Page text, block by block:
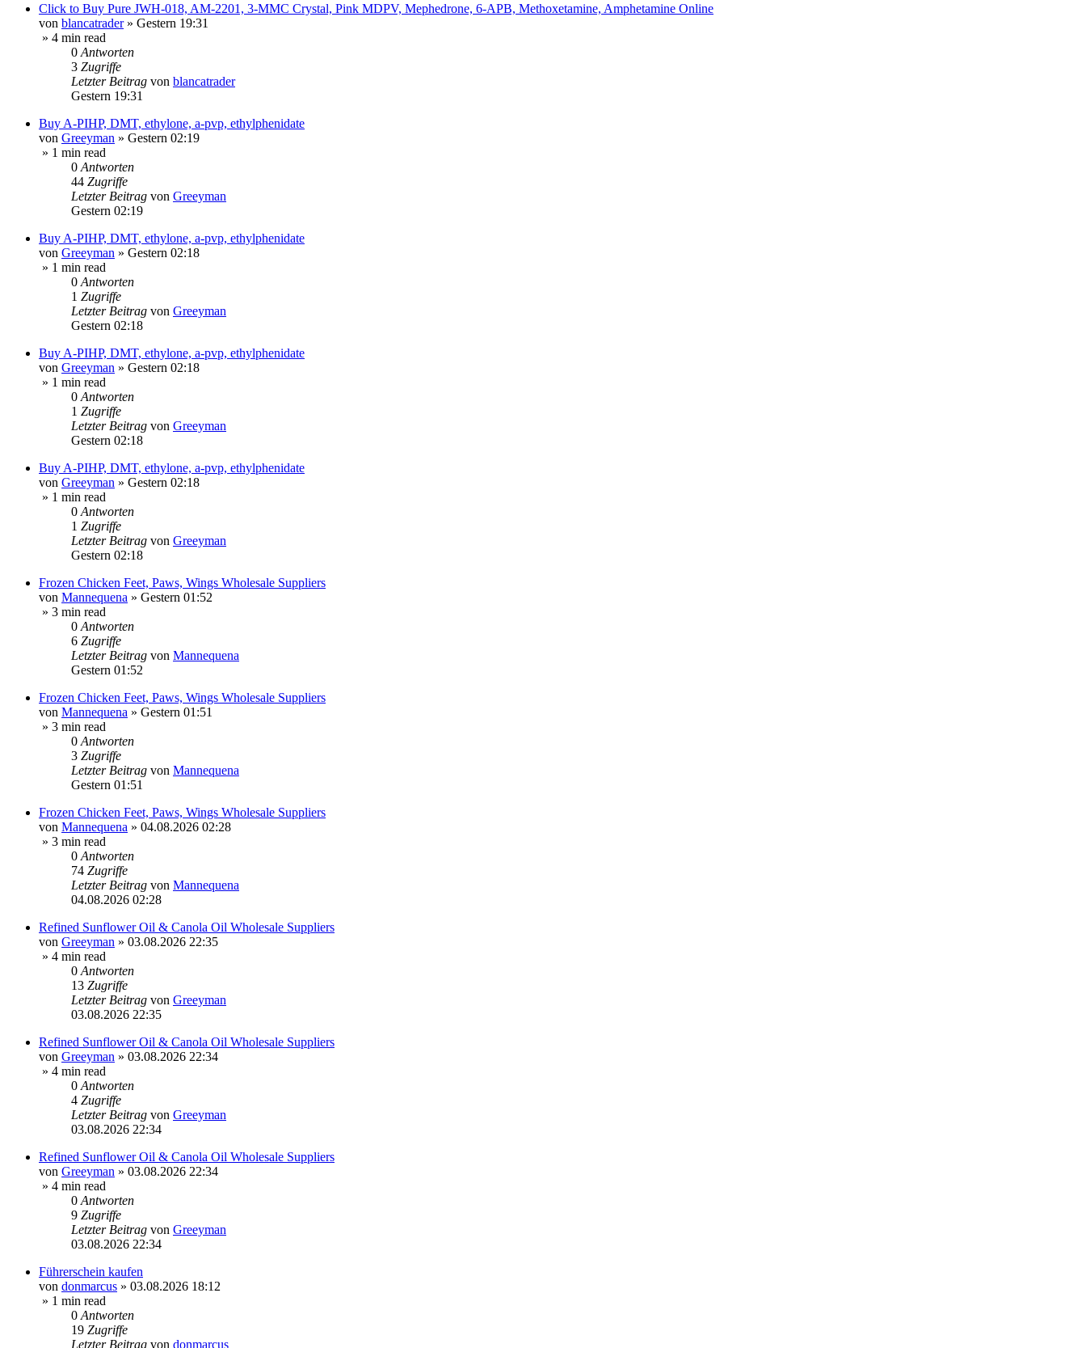
Click to Buy Pure JWH-018, AM-2201, 3-MMC Crystal, Pink MDPV, Mephedrone, 6-APB, Methoxetamine, Amphetamine Online
von blancatrader» Gestern 19:31
» 4 min read
0 Antworten
3 Zugriffe
Letzter Beitrag von blancatrader
Gestern 19:31
Buy A-PIHP, DMT, ethylone, a-pvp, ethylphenidate
von Greeyman » Gestern 02:19
» 1 min read
0 Antworten
44 Zugriffe
Letzter Beitrag von Greeyman
Gestern 02:19
Buy A-PIHP, DMT, ethylone, a-pvp, ethylphenidate
von Greeyman » Gestern 02:18
» 1 min read
0 Antworten
1 Zugriffe
Letzter Beitrag von Greeyman
Gestern 02:18
Buy A-PIHP, DMT, ethylone, a-pvp, ethylphenidate
von Greeyman » Gestern 02:18
» 1 min read
0 Antworten
1 Zugriffe
Letzter Beitrag von Greeyman
Gestern 02:18
Buy A-PIHP, DMT, ethylone, a-pvp, ethylphenidate
von Greeyman » Gestern 02:18
» 1 min read
0 Antworten
1 Zugriffe
Letzter Beitrag von Greeyman
Gestern 02:18
Frozen Chicken Feet, Paws, Wings Wholesale Suppliers
von Mannequena » Gestern 01:52
» 3 min read
0 Antworten
6 Zugriffe
Letzter Beitrag von Mannequena
Gestern 01:52
Frozen Chicken Feet, Paws, Wings Wholesale Suppliers
von Mannequena » Gestern 01:51
» 3 min read
0 Antworten
3 Zugriffe
Letzter Beitrag von Mannequena
Gestern 01:51
Frozen Chicken Feet, Paws, Wings Wholesale Suppliers
von Mannequena » 04.08.2026 02:28
» 3 min read
0 Antworten
74 Zugriffe
Letzter Beitrag von Mannequena
04.08.2026 02:28
Refined Sunflower Oil & Canola Oil Wholesale Suppliers
von Greeyman » 03.08.2026 22:35
» 4 min read
0 Antworten
13 Zugriffe
Letzter Beitrag von Greeyman
03.08.2026 22:35
Refined Sunflower Oil & Canola Oil Wholesale Suppliers
von Greeyman » 03.08.2026 22:34
» 4 min read
0 Antworten
4 Zugriffe
Letzter Beitrag von Greeyman
03.08.2026 22:34
Refined Sunflower Oil & Canola Oil Wholesale Suppliers
von Greeyman » 03.08.2026 22:34
» 4 min read
0 Antworten
9 Zugriffe
Letzter Beitrag von Greeyman
03.08.2026 22:34
Führerschein kaufen
von donmarcus » 03.08.2026 18:12
» 1 min read
0 Antworten
19 Zugriffe
Letzter Beitrag von donmarcus